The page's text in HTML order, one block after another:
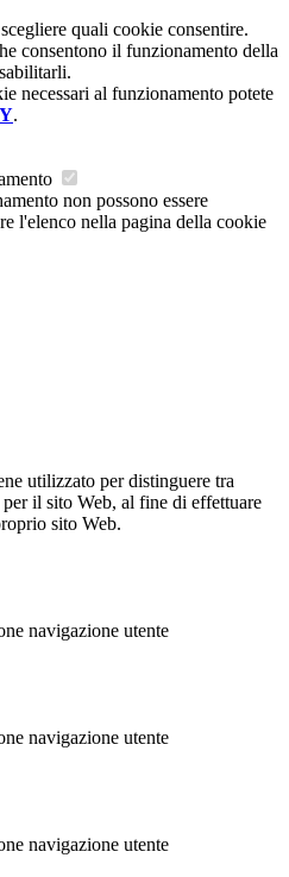
quali cookie consentire.
consentono il funzionamento della
necessari al funzionamento potete
.
non possono essere
l'elenco nella pagina della cookie
utilizzato per distinguere tra
il sito Web, al fine di effettuare
sito Web.
navigazione utente
navigazione utente
navigazione utente